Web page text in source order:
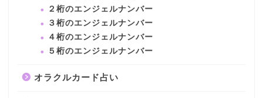
２桁のエンジェルナンバー
３桁のエンジェルナンバー
４桁のエンジェルナンバー
５桁のエンジェルナンバー
オラクルカード占い